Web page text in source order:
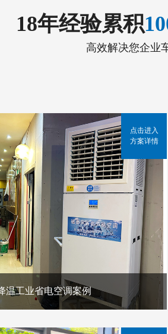
18年经验累积
高效解决您企业
温工业省电空调案例
点击进入
方案详情